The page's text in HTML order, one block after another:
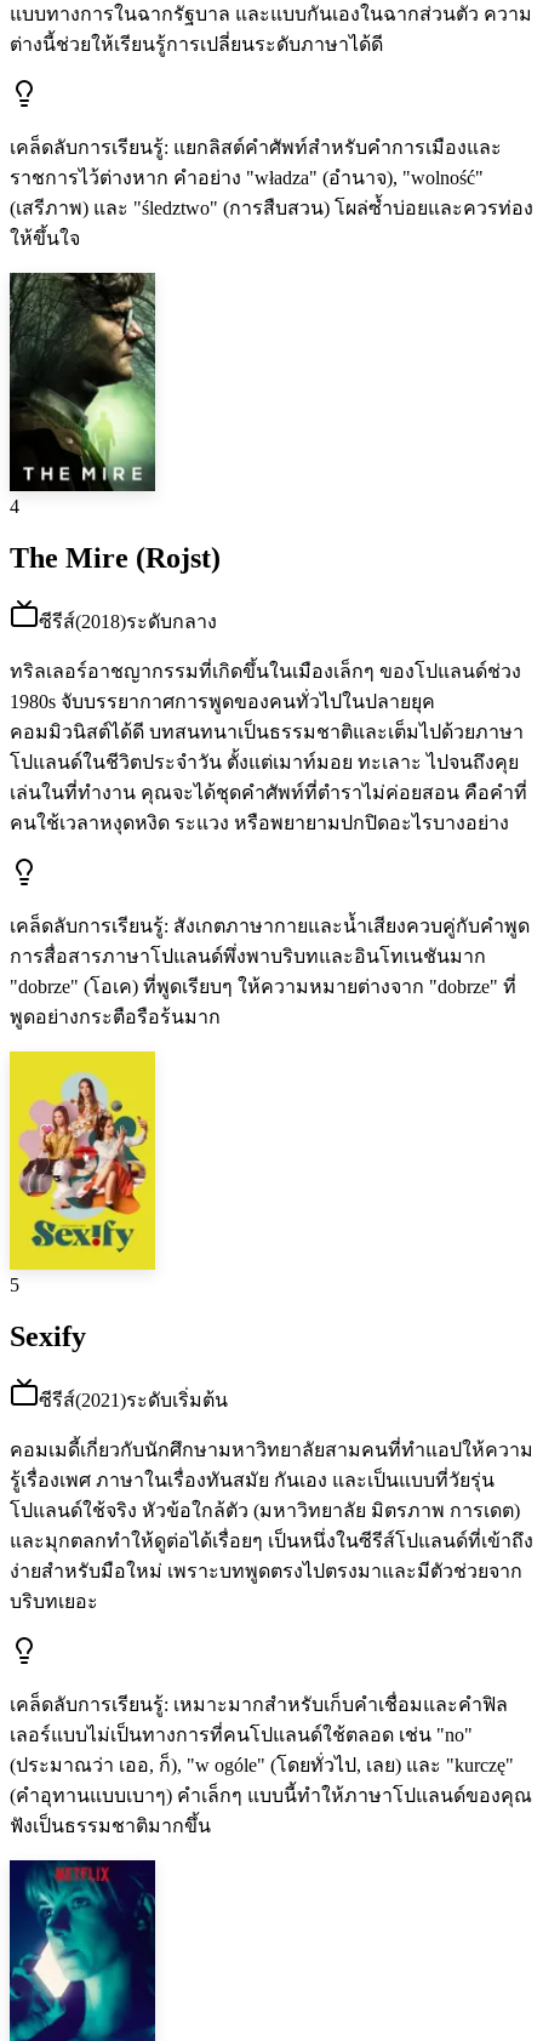
แบบทางการในฉากรัฐบาล และแบบกันเองในฉากส่วนตัว ความ
ต่างนี้ช่วยให้เรียนรู้การเปลี่ยนระดับภาษาได้ดี
เคล็ดลับการเรียนรู้: แยกลิสต์คำศัพท์สำหรับคำการเมืองและ
ราชการไว้ต่างหาก คำอย่าง "władza" (อำนาจ), "wolność"
(เสรีภาพ) และ "śledztwo" (การสืบสวน) โผล่ซ้ำบ่อยและควรท่อง
ให้ขึ้นใจ
4
The Mire (Rojst)
ซีรีส์(2018)ระดับกลาง
ทริลเลอร์อาชญากรรมที่เกิดขึ้นในเมืองเล็กๆ ของโปแลนด์ช่วง
1980s จับบรรยากาศการพูดของคนทั่วไปในปลายยุค
คอมมิวนิสต์ได้ดี บทสนทนาเป็นธรรมชาติและเต็มไปด้วยภาษา
โปแลนด์ในชีวิตประจำวัน ตั้งแต่เมาท์มอย ทะเลาะ ไปจนถึงคุย
เล่นในที่ทำงาน คุณจะได้ชุดคำศัพท์ที่ตำราไม่ค่อยสอน คือคำที่
คนใช้เวลาหงุดหงิด ระแวง หรือพยายามปกปิดอะไรบางอย่าง
เคล็ดลับการเรียนรู้: สังเกตภาษากายและน้ำเสียงควบคู่กับคำพูด
การสื่อสารภาษาโปแลนด์พึ่งพาบริบทและอินโทเนชันมาก
"dobrze" (โอเค) ที่พูดเรียบๆ ให้ความหมายต่างจาก "dobrze" ที่
พูดอย่างกระตือรือร้นมาก
5
Sexify
ซีรีส์(2021)ระดับเริ่มต้น
คอมเมดี้เกี่ยวกับนักศึกษามหาวิทยาลัยสามคนที่ทำแอปให้ความ
รู้เรื่องเพศ ภาษาในเรื่องทันสมัย กันเอง และเป็นแบบที่วัยรุ่น
โปแลนด์ใช้จริง หัวข้อใกล้ตัว (มหาวิทยาลัย มิตรภาพ การเดต)
และมุกตลกทำให้ดูต่อได้เรื่อยๆ เป็นหนึ่งในซีรีส์โปแลนด์ที่เข้าถึง
ง่ายสำหรับมือใหม่ เพราะบทพูดตรงไปตรงมาและมีตัวช่วยจาก
บริบทเยอะ
เคล็ดลับการเรียนรู้: เหมาะมากสำหรับเก็บคำเชื่อมและคำฟิล
เลอร์แบบไม่เป็นทางการที่คนโปแลนด์ใช้ตลอด เช่น "no"
(ประมาณว่า เออ, ก็), "w ogóle" (โดยทั่วไป, เลย) และ "kurczę"
(คำอุทานแบบเบาๆ) คำเล็กๆ แบบนี้ทำให้ภาษาโปแลนด์ของคุณ
ฟังเป็นธรรมชาติมากขึ้น